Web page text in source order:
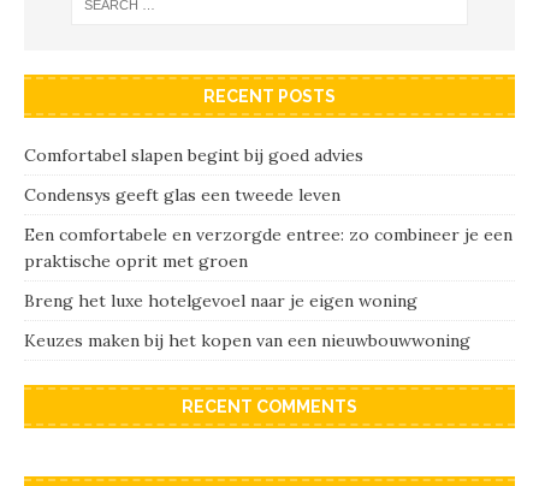
RECENT POSTS
Comfortabel slapen begint bij goed advies
Condensys geeft glas een tweede leven
Een comfortabele en verzorgde entree: zo combineer je een
praktische oprit met groen
Breng het luxe hotelgevoel naar je eigen woning
Keuzes maken bij het kopen van een nieuwbouwwoning
RECENT COMMENTS